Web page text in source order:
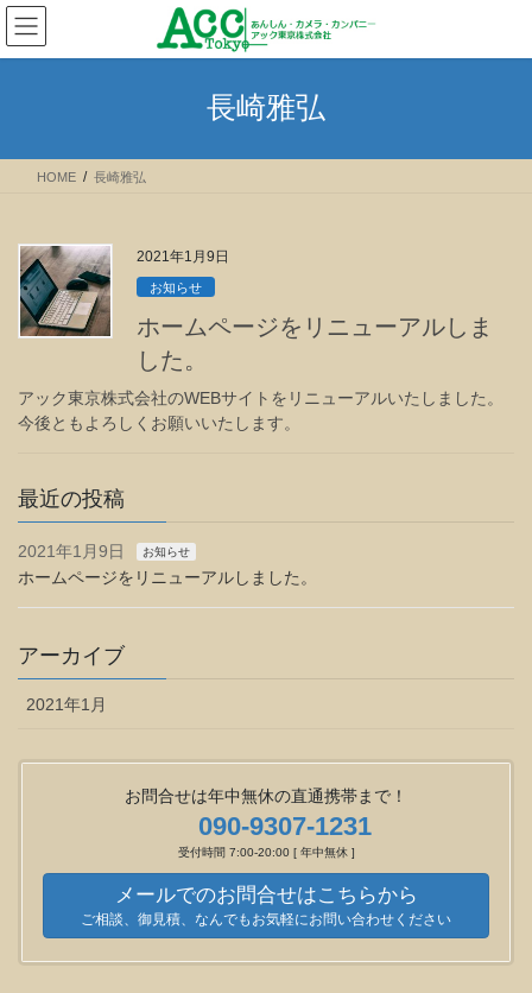
コ
ン
テ
ス
ナ
ビ
ゲ
ン
長崎雅弘
HOME 長崎雅弘
2021年1月9日
お知らせ
ホームページをリニューアルしま
した。
アック東京株式会社のWEBサイトをリニューアルいたしました。
今後ともよろしくお願いいたします。
最近の投稿
2021年1月9日 お知らせ
ホームページをリニューアルしました。
アーカイブ
2021年1月
お問合せは年中無休の直通携帯まで！
090-9307-1231
受付時間 7:00-20:00 [ 年中無休 ]
メールでのお問合せはこちらから
ご相談、御見積、なんでもお気軽にお問い合わせください